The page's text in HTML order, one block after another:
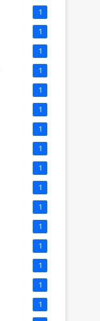
1
1
1
1
1
1
1
1
1
1
1
1
1
1
1
1